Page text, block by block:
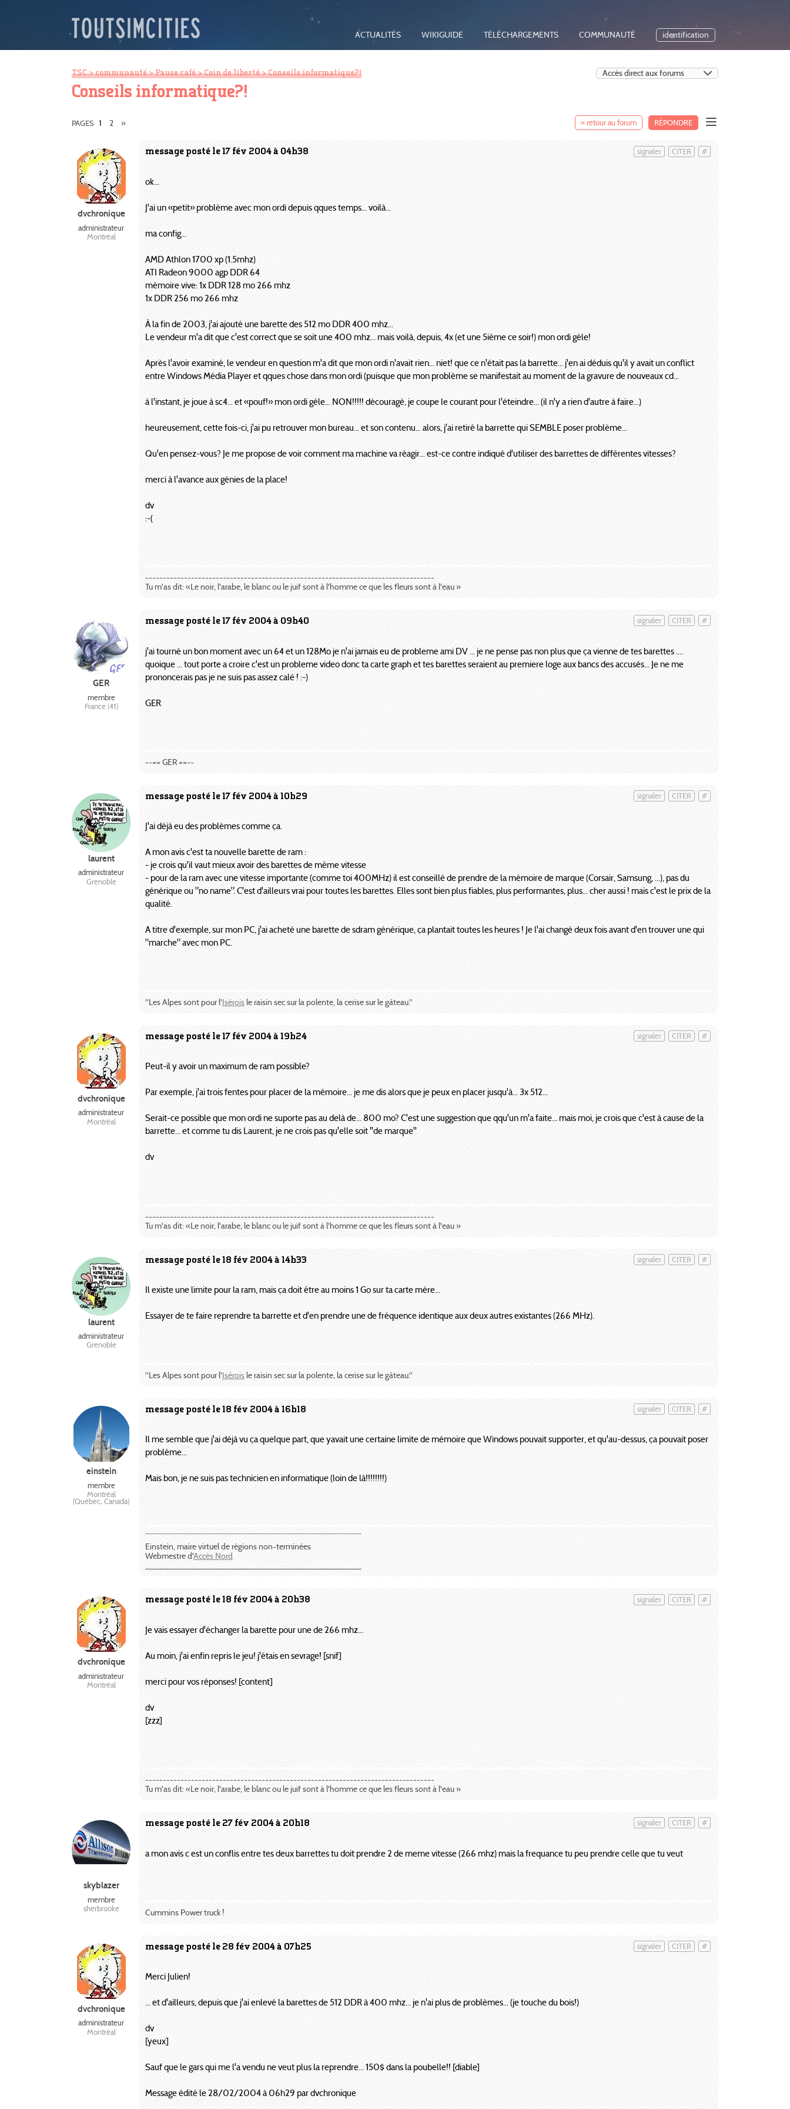
ACTUALITÉS WIKIGUIDE TÉLÉCHARGEMENTS COMMUNAUTÉ identification
TSC>communauté>Pause café>Coin de liberté> Conseils informatique?!
Conseils informatique?!
« retour au forum RÉPONDRE
PAGES 1 2 »
message posté le 17 fév 2004 à 04h38 #
CITER
signaler
dvchronique
administrateur
Montréal
ok...
J'ai un «petit» problème avec mon ordi depuis qques temps... voilà...
ma config...
AMD Athlon 1700 xp (1.5mhz)
ATI Radeon 9000 agp DDR 64
mémoire vive: 1x DDR 128 mo 266 mhz
1x DDR 256 mo 266 mhz
À la fin de 2003, j'ai ajouté une barette des 512 mo DDR 400 mhz...
Le vendeur m'a dit que c'est correct que se soit une 400 mhz... mais voilà, depuis, 4x (et une 5ième ce soir!) mon ordi gèle!
Après l'avoir examiné, le vendeur en question m'a dit que mon ordi n'avait rien... niet! que ce n'était pas la barrette... j'en ai déduis qu'il y avait un conflict
entre Windows Média Player et qques chose dans mon ordi (puisque que mon problème se manifestait au moment de la gravure de nouveaux cd...
à l'instant, je joue à sc4... et «pouf!» mon ordi gèle... NON!!!!! découragé, je coupe le courant pour l'éteindre... (il n'y a rien d'autre à faire...)
heureusement, cette fois-ci, j'ai pu retrouver mon bureau... et son contenu... alors, j'ai retiré la barrette qui SEMBLE poser problème...
Qu'en pensez-vous? Je me propose de voir comment ma machine va réagir... est-ce contre indiqué d'utiliser des barrettes de différentes vitesses?
merci à l'avance aux génies de la place!
dv
:-(
----------------------------------------------------------------------------------
Tu m'as dit: «Le noir, l'arabe, le blanc ou le juif sont à l'homme ce que les fleurs sont à l'eau »
message posté le 17 fév 2004 à 09h40 #
CITER
signaler
GER
membre
France (41)
j'ai tourné un bon moment avec un 64 et un 128Mo je n'ai jamais eu de probleme ami DV ... je ne pense pas non plus que ça vienne de tes barettes ....
quoique ... tout porte a croire c'est un probleme video donc ta carte graph et tes barettes seraient au premiere loge aux bancs des accusés... Je ne me
prononcerais pas je ne suis pas assez calé ! :-)
GER
--== GER ==--
message posté le 17 fév 2004 à 10h29 #
CITER
signaler
laurent
administrateur
Grenoble
J'ai déjà eu des problèmes comme ça.
A mon avis c'est ta nouvelle barette de ram :
- je crois qu'il vaut mieux avoir des barettes de même vitesse
- pour de la ram avec une vitesse importante (comme toi 400MHz) il est conseillé de prendre de la mémoire de marque (Corsair, Samsung, ...), pas du
générique ou "no name". C'est d'ailleurs vrai pour toutes les barettes. Elles sont bien plus fiables, plus performantes, plus... cher aussi ! mais c'est le prix de la
qualité.
A titre d'exemple, sur mon PC, j'ai acheté une barette de sdram générique, ça plantait toutes les heures ! Je l'ai changé deux fois avant d'en trouver une qui
"marche" avec mon PC.
"Les Alpes sont pour l'Iséroisle raisin sec sur la polente, la cerise sur le gâteau."
message posté le 17 fév 2004 à 19h24 #
CITER
signaler
dvchronique
administrateur
Montréal
Peut-il y avoir un maximum de ram possible?
Par exemple, j'ai trois fentes pour placer de la mémoire... je me dis alors que je peux en placer jusqu'à... 3x 512...
Serait-ce possible que mon ordi ne suporte pas au delà de... 800 mo? C'est une suggestion que qqu'un m'a faite... mais moi, je crois que c'est à cause de la
barrette... et comme tu dis Laurent, je ne crois pas qu'elle soit ''de marque''
dv
----------------------------------------------------------------------------------
Tu m'as dit: «Le noir, l'arabe, le blanc ou le juif sont à l'homme ce que les fleurs sont à l'eau »
message posté le 18 fév 2004 à 14h33 #
CITER
signaler
laurent
administrateur
Grenoble
Il existe une limite pour la ram, mais ça doit être au moins 1 Go sur ta carte mère...
Essayer de te faire reprendre ta barrette et d'en prendre une de fréquence identique aux deux autres existantes (266 MHz).
"Les Alpes sont pour l'Iséroisle raisin sec sur la polente, la cerise sur le gâteau."
message posté le 18 fév 2004 à 16h18 #
CITER
signaler
einstein
membre
Montréal
(Québec, Canada)
Il me semble que j'ai déjà vu ça quelque part, que yavait une certaine limite de mémoire que Windows pouvait supporter, et qu'au-dessus, ça pouvait poser
problème...
Mais bon, je ne suis pas technicien en informatique (loin de là!!!!!!!!)
¯¯¯¯¯¯¯¯¯¯¯¯¯¯¯¯¯¯¯¯¯¯¯¯¯¯¯¯¯¯¯¯¯¯¯¯¯¯¯¯¯¯¯¯¯¯
Einstein, maire virtuel de régions non-terminées
Webmestre d'Accès Nord
message posté le 18 fév 2004 à 20h38 #
CITER
signaler
dvchronique
administrateur
Montréal
Je vais essayer d'échanger la barette pour une de 266 mhz...
Au moin, j'ai enfin repris le jeu! j'étais en sevrage! [snif]
merci pour vos réponses! [content]
dv
[zzz]
----------------------------------------------------------------------------------
Tu m'as dit: «Le noir, l'arabe, le blanc ou le juif sont à l'homme ce que les fleurs sont à l'eau »
message posté le 27 fév 2004 à 20h18 #
CITER
signaler
skyblazer
membre
sherbrooke
a mon avis c est un conflis entre tes deux barrettes tu doit prendre 2 de meme vitesse (266 mhz) mais la frequance tu peu prendre celle que tu veut
Cummins Power truck !
message posté le 28 fév 2004 à 07h25 #
CITER
signaler
dvchronique
administrateur
Montréal
Merci Julien!
... et d'ailleurs, depuis que j'ai enlevé la barettes de 512 DDR à 400 mhz... je n'ai plus de problèmes... (je touche du bois!)
dv
[yeux]
Sauf que le gars qui me l'a vendu ne veut plus la reprendre... 150$ dans la poubelle!! [diable]
Message édité le 28/02/2004 à 06h29 par dvchronique